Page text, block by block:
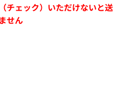
チェック）いただけないと送
せん